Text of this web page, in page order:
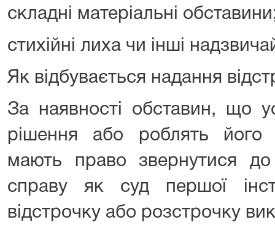
складні матеріальні
стихійні лиха чи інші
Як відбувається надання
За наявності обставин, що
рішення або роблять його
мають право звернутися
справу як суд першої
відстрочку або розстрочку